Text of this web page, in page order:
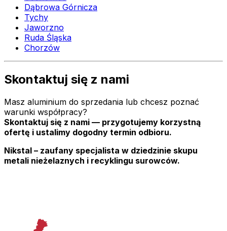
Dąbrowa Górnicza
Tychy
Jaworzno
Ruda Śląska
Chorzów
Skontaktuj się z nami
Masz aluminium do sprzedania lub chcesz poznać
warunki współpracy?
Skontaktuj się z nami — przygotujemy korzystną
ofertę i ustalimy dogodny termin odbioru.
Nikstal – zaufany specjalista w dziedzinie skupu
metali nieżelaznych i recyklingu surowców.